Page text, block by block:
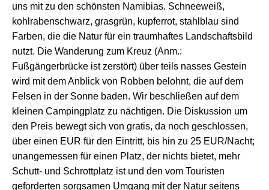
uns mit zu den schönsten Namibias. Schneeweiß,
kohlrabenschwarz, grasgrün, kupferrot, stahlblau sind
Farben, die die Natur für ein traumhaftes Landschaftsbild
nutzt. Die Wanderung zum Kreuz (Anm.:
Fußgängerbrücke ist zerstört) über teils nasses Gestein
wird mit dem Anblick von Robben belohnt, die auf dem
Felsen in der Sonne baden. Wir beschließen auf dem
kleinen Campingplatz zu nächtigen. Die Diskussion um
den Preis bewegt sich von gratis, da noch geschlossen,
über einen EUR für den Eintritt, bis hin zu 25 EUR/Nacht;
unangemessen für einen Platz, der nichts bietet, mehr
Schutt- und Schrottplatz ist und den vom Touristen
geforderten sorgsamen Umgang mit der Natur seitens